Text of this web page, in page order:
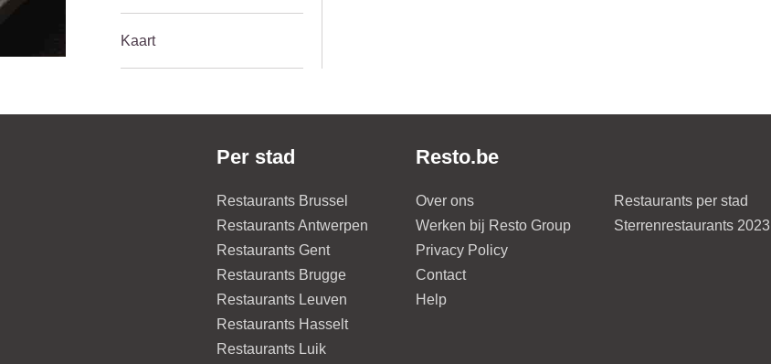
Kaart
Per stad
Restaurants Brussel
Restaurants Antwerpen
Restaurants Gent
Restaurants Brugge
Restaurants Leuven
Restaurants Hasselt
Restaurants Luik
Resto.be
Over ons
Werken bij Resto Group
Privacy Policy
Contact
Help
Restaurants per stad
Sterrenrestaurants 2023